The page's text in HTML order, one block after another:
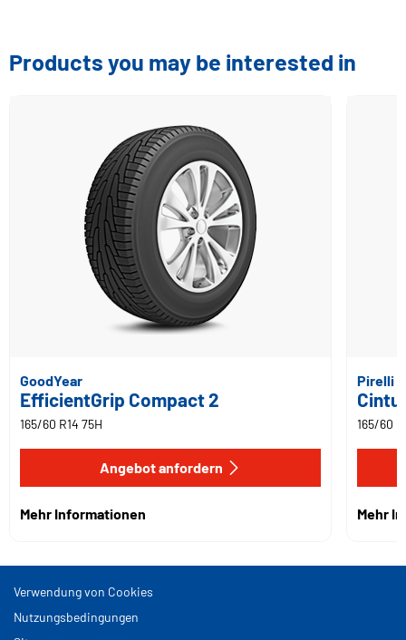
Products you may be interested in
GoodYear
EfficientGrip Compact 2
165/60 R14 75H
Angebot anfordern
Mehr Informationen
Pirelli
165/60
Mehr
Verwendung von Cookies
Nutzungsbedingungen